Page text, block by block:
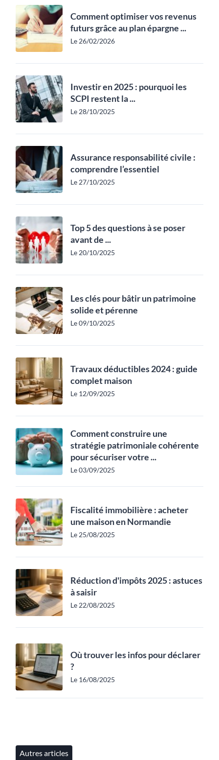
Comment optimiser vos revenus
futurs grâce au plan épargne ...
Le 26/02/2026
Investir en 2025 : pourquoi les
SCPI restent la ...
Le 28/10/2025
Assurance responsabilité civile :
comprendre l’essentiel
Le 27/10/2025
Top 5 des questions à se poser
avant de ...
Le 20/10/2025
Les clés pour bâtir un patrimoine
solide et pérenne
Le 09/10/2025
Travaux déductibles 2024 : guide
complet maison
Le 12/09/2025
Comment construire une
stratégie patrimoniale cohérente
pour sécuriser votre ...
Le 03/09/2025
Fiscalité immobilière : acheter
une maison en Normandie
Le 25/08/2025
Réduction d'impôts 2025 : astuces
à saisir
Le 22/08/2025
Où trouver les infos pour déclarer
?
Le 16/08/2025
Autres articles